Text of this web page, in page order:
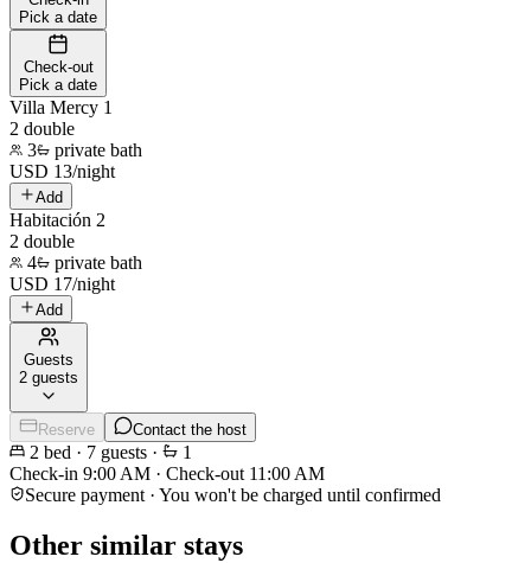
Pick a date
Check-out
Pick a date
Villa Mercy 1
2 double
3
private bath
USD 13/night
Add
Habitación 2
2 double
4
private bath
USD 17/night
Add
Guests
2 guests
Reserve Contact the host
2 bed · 7 guests ·
1
Check-in 9:00 AM · Check-out 11:00 AM
Secure payment · You won't be charged until confirmed
Other similar stays